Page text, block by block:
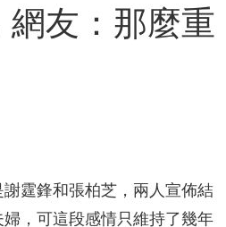
友：那麼重
霆鋒和張柏芝，兩人宣佈結
，可這段感情只維持了幾年